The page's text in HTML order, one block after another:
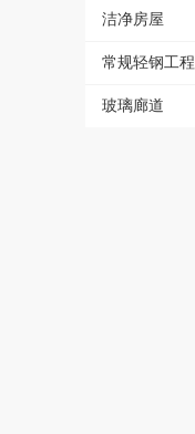
洁净房屋
常规轻钢工程
玻璃廊道